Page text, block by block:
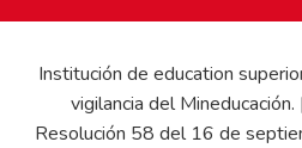
Institución de education
vigilancia del Mineducación.
Resolución 58 del 16 de